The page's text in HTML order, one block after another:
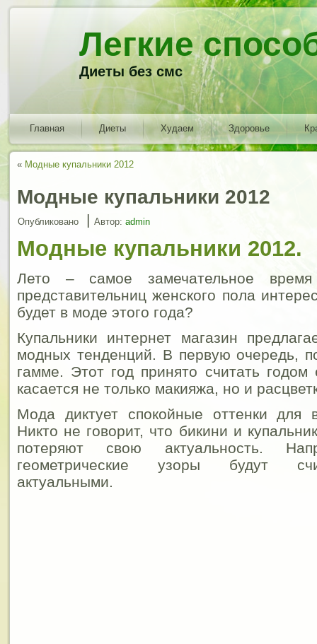
Легкие
Диеты без смс
Главная Диеты Худаем Здоровье
« Модные купальники 2012
Модные купальники 2012
Опубликовано | Автор: admin
Модные купальники 2012.
Лето – самое замечательное
представительниц женского пола
будет в моде этого года?
Купальники интернет магазин
модных тенденций. В первую очередь,
гамме. Этот год принято считать годом
касается не только макияжа, но и
Мода диктует спокойные оттенки для
Никто не говорит, что бикини и
потеряют свою актуальность.
геометрические узоры будут
актуальными.